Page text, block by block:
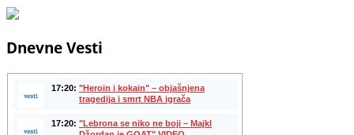
Dnevne Vesti